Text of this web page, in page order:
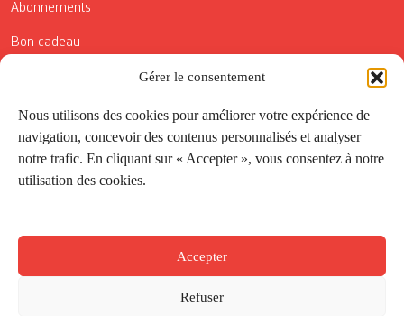
Gérer le consentement
Nous utilisons des cookies pour améliorer votre expérience de
navigation, concevoir des contenus personnalisés et analyser
notre trafic. En cliquant sur « Accepter », vous consentez à notre
utilisation des cookies.
Accepter
Refuser
Abonnements
Bon cadeau
Conditions générales de vente
Réductions de la Carte Côté Courrier
Application